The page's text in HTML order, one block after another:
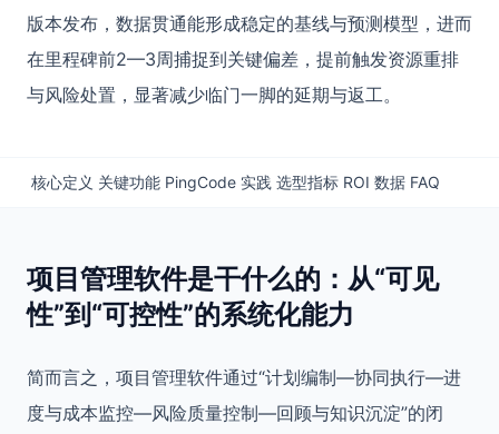
版本发布，数据贯通能形成稳定的基线与预测模型，进而
在里程碑前2—3周捕捉到关键偏差，提前触发资源重排
与风险处置，显著减少临门一脚的延期与返工。
核心定义 关键功能 PingCode 实践 选型指标 ROI 数据 FAQ
项目管理软件是干什么的：从“可见
性”到“可控性”的系统化能力
简而言之，项目管理软件通过“计划编制—协同执行—进
度与成本监控—风险质量控制—回顾与知识沉淀”的闭